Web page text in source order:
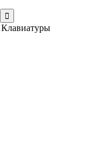
Клавиатуры